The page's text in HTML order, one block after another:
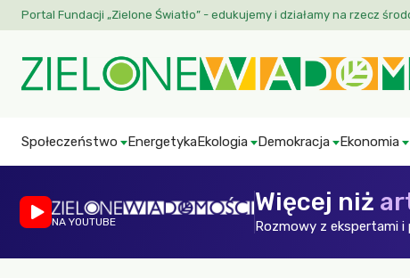
Portal Fundacji „Zielone Światło” - edukujemy i działamy na rzecz
Społeczeństwo EnergetykaEkologia Demokracja Ekonomia
NA YOUTUBE
Więcej niż
Rozmowy z ekspertami i